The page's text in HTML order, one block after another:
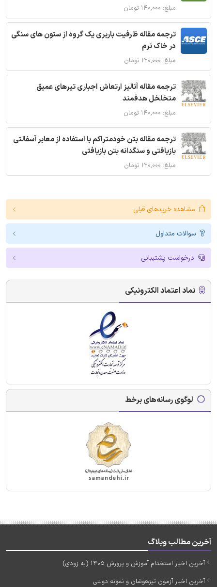
مبلغ: ۱۴۰,۰۰۰ تومان
ترجمه مقاله ظرفیت باربری یک گروه از ستون های سنگی
در خاک نرم
مبلغ: ۱۲۰,۰۰۰ تومان
ترجمه مقاله آنالیز ارتعاش اجباری تیرهای عمیق
متخلخل هدفمند
مبلغ: ۱۴۰,۰۰۰ تومان
ترجمه مقاله بتن خودمتراکم با استفاده از معابر آسفالتی
بازیافتی و سنگدانه بتن بازیافتی
مبلغ: ۱۲۰,۰۰۰ تومان
مشاهده خریدهای قبلی
سوالات متداول
درخواست پشتیبانی
نماد اعتماد الکترونیکی
لوگوی رسانه‌های برخط
آخرین مطالب وبلاگ
آخرین اخبار استخدام آموزش و پرورش 1405 (به زودی)
آخرین اخبار آزمون تیزهوشان و نمونه دولتی